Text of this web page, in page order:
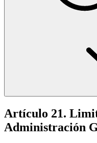
Artículo 21.
Administración